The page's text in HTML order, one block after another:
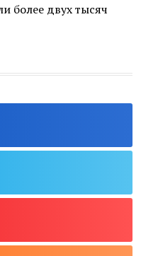
более двух тысяч